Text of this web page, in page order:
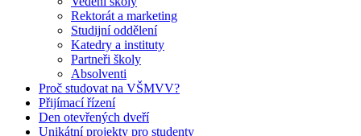
Rektorát a marketing
Studijní oddělení
Katedry a instituty
Partneři školy
Absolventi
Proč studovat na VŠMVV?
Přijímací řízení
Den otevřených dveří
Unikátní projekty pro studenty